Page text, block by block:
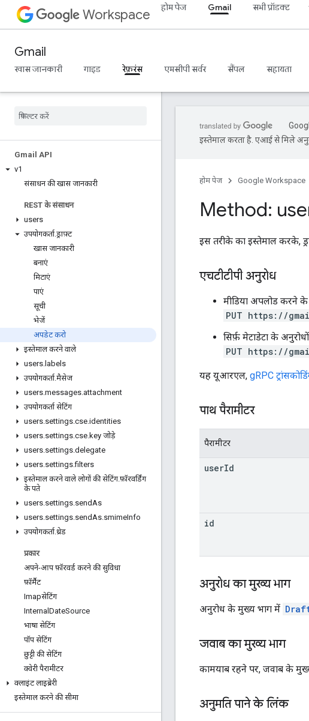
Workspace होम पेज Gmail सभी प्रॉडक्ट
Gmail
खास जानकारी गाइड रेफ़रंस एमसीपी सर्वर सैंपल सहायता
Gmail API
v1
संसाधन की खास जानकारी
REST के संसाधन
users
उपयोगकर्ता.ड्राफ़्ट
खास जानकारी
बनाएं
मिटाएं
पाएं
सूची
भेजें
अपडेट करो
इस्तेमाल करने वाले
users. labels
उपयोगकर्ता.मैसेज
users.messages.attachment
उपयोगकर्ता सेटिंग
users.settings.cse.identities
users.settings.cse.key जोड़े
users.settings.delegate
users.settings.filters
इस्तेमाल करने वाले लोगों की सेटिंग.फ़ॉरवर्डिंग
के पते
users.settings.sendAs
users.settings.sendAs.smimeInfo
उपयोगकर्ता.थ्रेड
प्रकार
अपने-आप फ़ॉरवर्ड करने की सुविधा
फ़ॉर्मैट
Imapसेटिंग
Internal DateSource
भाषा सेटिंग
पॉप सेटिंग
छुट्टी की सेटिंग
क्वेरी पैरामीटर
क्लाइंट लाइब्रेरी
इस्तेमाल करने की सीमा
इस्तेमाल करता है. एआई से मिले
होम पेज Google Workspace
Method:
इस तरीके का इस्तेमाल करके,
एचटीटीपी अनुरोध
मीडिया अपलोड करने
PUT https://
सिर्फ़ मेटाडेटा के
PUT https://
यह यूआरएल, gRPC
पाथ पैरामीटर
पैरामीटर
userId
id
अनुरोध का मुख्य भाग
अनुरोध के मुख्य भाग में
जवाब का मुख्य भाग
कामयाब रहने पर, जवाब के
अनुमति पाने के लिंक